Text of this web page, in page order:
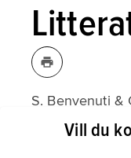
S. Benvenuti &
The Whodunit
Vill du